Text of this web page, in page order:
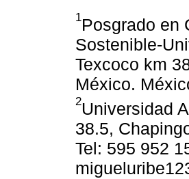
1Posgrado en
Sostenible-
Texcoco km
México.
2Universidad
38.5,
Tel: 595 952